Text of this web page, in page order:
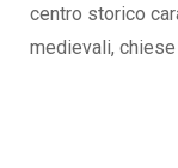
centro storico
medievali,